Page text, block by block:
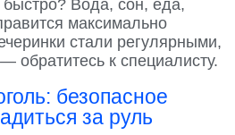
быстро? Вода, сон, еда,
максимально
стали регулярными,
обратитесь к специалисту.
безопасное
за руль